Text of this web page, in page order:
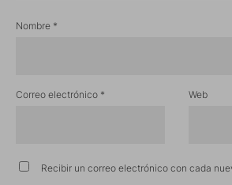
Nombre *
Correo electrónico * Web
Recibir un correo electrónico con cada